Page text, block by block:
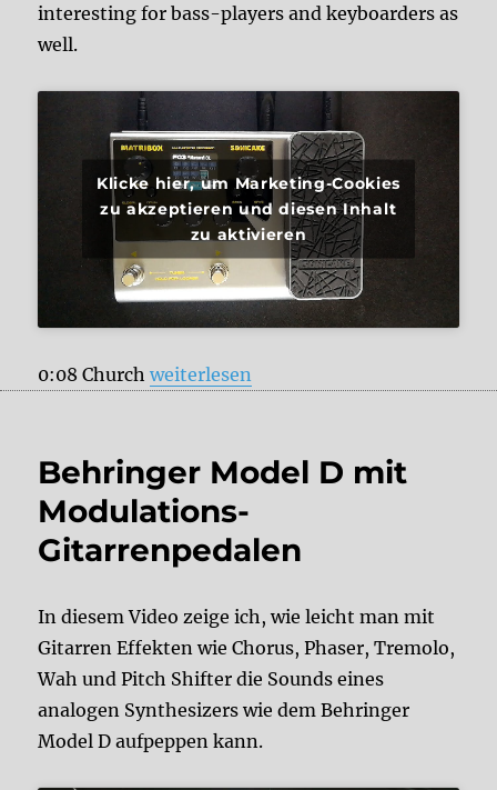
interesting for bass-players and keyboarders as
well.
Klicke hier, um Marketing-Cookies
zu akzeptieren und diesen Inhalt
zu aktivieren
0:08 Church„Sonicake Matribox Multi-Effects
weiterlesen
Behringer Model D mit
Modulations-
Gitarrenpedalen
In diesem Video zeige ich, wie leicht man mit
Gitarren Effekten wie Chorus, Phaser, Tremolo,
Wah und Pitch Shifter die Sounds eines
analogen Synthesizers wie dem Behringer
Model D aufpeppen kann.